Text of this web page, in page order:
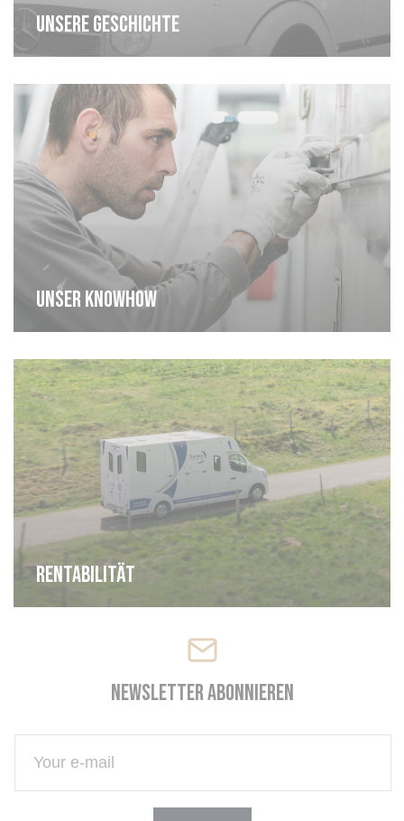
Unsere geschichte
Unser knowhow
Rentabilität
Newsletter abonnieren